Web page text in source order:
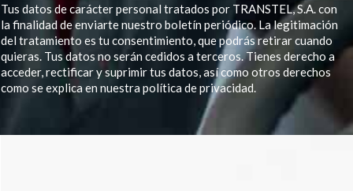
Tus datos de carácter personal tratados por TRANSTEL, S.A. con
la finalidad de enviarte nuestro boletín periódico. La legitimación
del tratamiento es tu consentimiento, que podrás retirar cuando
quieras. Tus datos no serán cedidos a terceros. Tienes derecho a
acceder, rectificar y suprimir tus datos, así como otros derechos
como se explica en nuestra política de privacidad.